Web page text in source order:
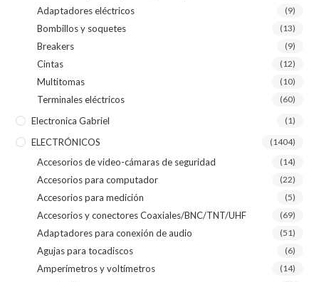
Adaptadores eléctricos (9)
Bombillos y soquetes (13)
Breakers (9)
Cintas (12)
Multitomas (10)
Terminales eléctricos (60)
Electronica Gabriel (1)
ELECTRÓNICOS (1404)
Accesorios de video-cámaras de seguridad (14)
Accesorios para computador (22)
Accesorios para medición (5)
Accesorios y conectores Coaxiales/BNC/TNT/UHF (69)
Adaptadores para conexión de audio (51)
Agujas para tocadiscos (6)
Amperímetros y voltímetros (14)